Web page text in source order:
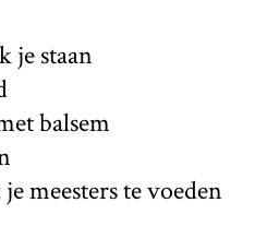
je staan
balsem
meesters te voeden